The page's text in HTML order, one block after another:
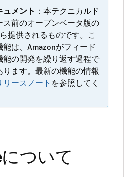
ュメント ：本テクニカルド
ス前のオープンベータ版の
提供されるものです。こ
は、Amazonがフィード
能の開発を繰り返す過程で
ます。最新の機能の情報
リースノート を参照してく
について